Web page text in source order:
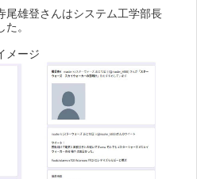
尾雄登さんはシステム工学部長
。
メージ